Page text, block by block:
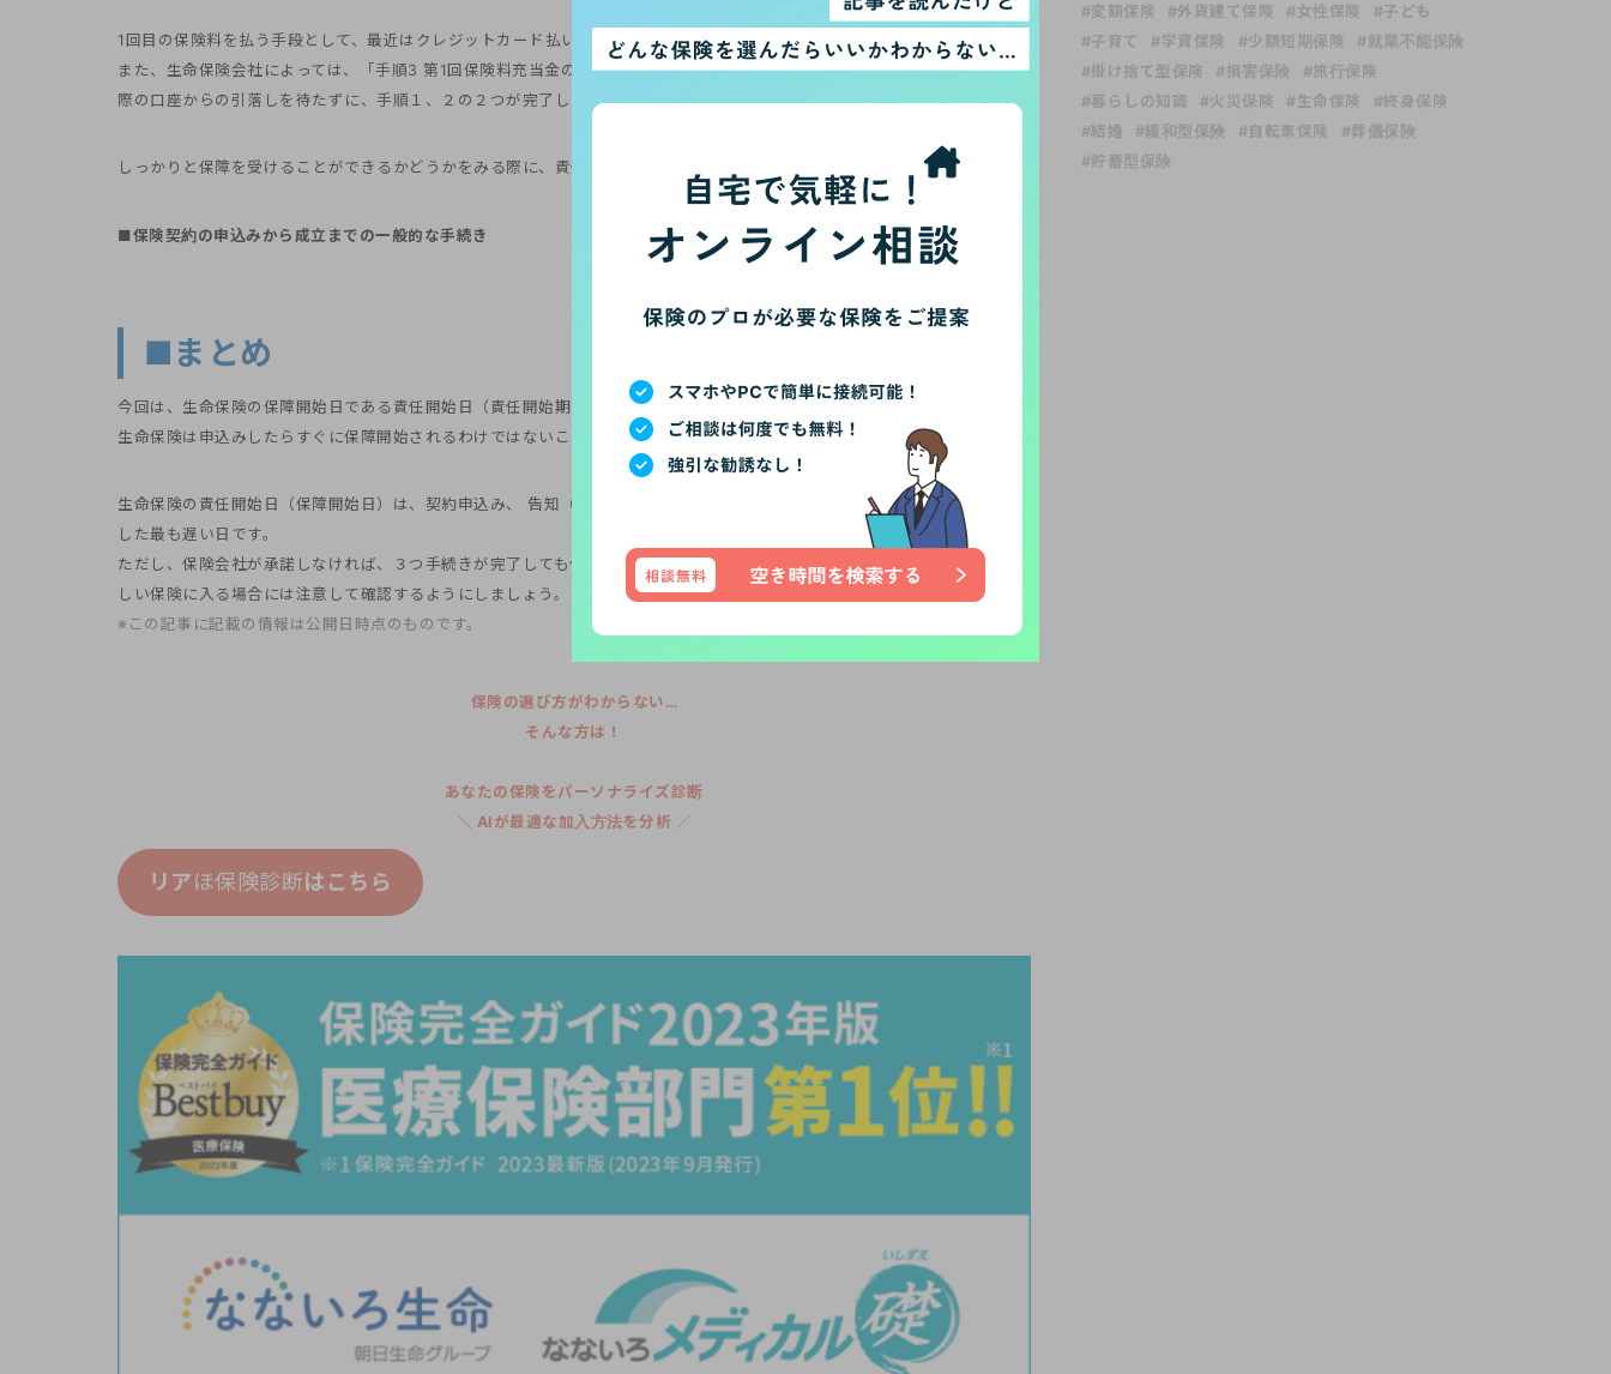
1回目の保険料を払う手段として、最近はクレジットカード払いが多くなってきました。
また、生命保険会社によっては、「手順3 第1回保険料充当金の払込み」を口座振替にする取扱いがあります。その場合は、実
際の口座からの引落しを待たずに、手順１、２の２つが完了した時点にさかのぼって保障が開始されます。
しっかりと保障を受けることができるかどうかをみる際に、責任開始期(日)はとても重要なので必ず理解しておきましょう！
■保険契約の申込みから成立までの一般的な手続き
■まとめ
今回は、生命保険の保障開始日である責任開始日（責任開始期）について解説しました。
生命保険は申込みしたらすぐに保障開始されるわけではないことに注意が必要です。
生命保険の責任開始日（保障開始日）は、契約申込み、 告知（診査）、 第１回保険料充当金の払込みの３つの手続きが完了
した最も遅い日です。
ただし、保険会社が承諾しなければ、３つ手続きが完了しても保険に入れないケースがあります。特に古い保険を解約して新
しい保険に入る場合には注意して確認するようにしましょう。
※この記事に記載の情報は公開日時点のものです。
保険の選び方がわからない…
そんな方は！
あなたの保険をパーソナライズ診断
＼ AIが最適な加入方法を分析 ／
リアほ保険診断はこちら
#変額保険
#外貨建て保険 #女性保険
#子ども
#子育て
#学資保険 #少額短期保険
#就業不能保険
#掛け捨て型保険
#損害保険
#旅行保険
#暮らしの知識
#火災保険 #生命保険
#終身保険
#結婚
#緩和型保険 #自転車保険
#葬儀保険
#貯蓄型保険